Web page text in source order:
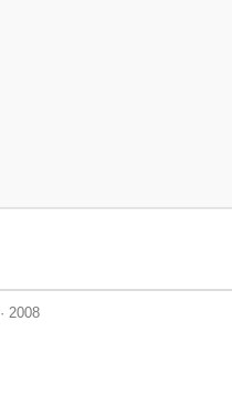
· 2008